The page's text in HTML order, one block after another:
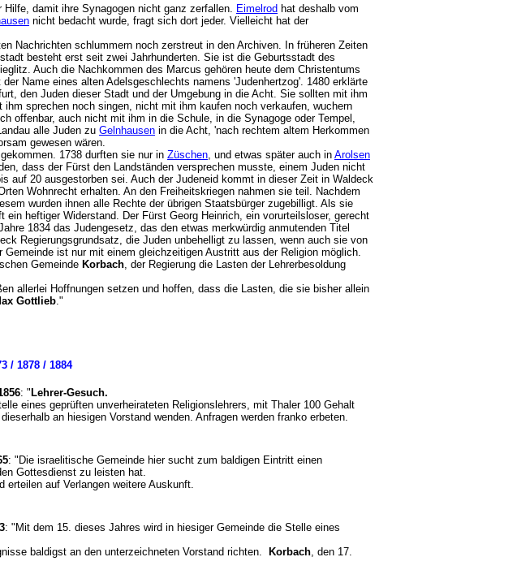
damit ihre Synagogen nicht ganz zerfallen. Eimelrod hat deshalb vom
nicht bedacht wurde, fragt sich dort jeder. Vielleicht hat der
Nachrichten schlummern noch zerstreut in den Archiven. In früheren Zeiten
besteht erst seit zwei Jahrhunderten. Sie ist die Geburtsstadt des
Auch die Nachkommen des Marcus gehören heute dem Christentums
Name eines alten Adelsgeschlechts namens 'Judenhertzog'. 1480 erklärte
den Juden dieser Stadt und der Umgebung in die Acht. Sie sollten mit ihm
sprechen noch singen, nicht mit ihm kaufen noch verkaufen, wuchern
offenbar, auch nicht mit ihm in die Schule, in die Synagoge oder Tempel,
alle Juden zu Gelnhausen in die Acht, 'nach rechtem altem Herkommen
gewesen wären.
1738 durften sie nur in Züschen, und etwas später auch in Arolsen
dass der Fürst den Landständen versprechen musste, einem Juden nicht
auf 20 ausgestorben sei. Auch der Judeneid kommt in dieser Zeit in Waldeck
Wohnrecht erhalten. An den Freiheitskriegen nahmen sie teil. Nachdem
wurden ihnen alle Rechte der übrigen Staatsbürger zugebilligt. Als sie
heftiger Widerstand. Der Fürst Georg Heinrich, ein vorurteilsloser, gerecht
1834 das Judengesetz, das den etwas merkwürdig anmutenden Titel
Regierungsgrundsatz, die Juden unbehelligt zu lassen, wenn auch sie von
ist nur mit einem gleichzeitigen Austritt aus der Religion möglich.
Gemeinde Korbach, der Regierung die Lasten der Lehrerbesoldung
allerlei Hoffnungen setzen und hoffen, dass die Lasten, die sie bisher allein
Gottlieb."
/ 1878 / 1884
: " Lehrer-Gesuch.
eines geprüften unverheirateten Religionslehrers, mit Thaler 100 Gehalt
an hiesigen Vorstand wenden. Anfragen werden franko erbeten.
: "Die israelitische Gemeinde hier sucht zum baldigen Eintritt einen
Gottesdienst zu leisten hat.
erteilen auf Verlangen weitere Auskunft.
: "Mit dem 15. dieses Jahres wird in hiesiger Gemeinde die Stelle eines
baldigst an den unterzeichneten Vorstand richten.
Korbach, den 17.